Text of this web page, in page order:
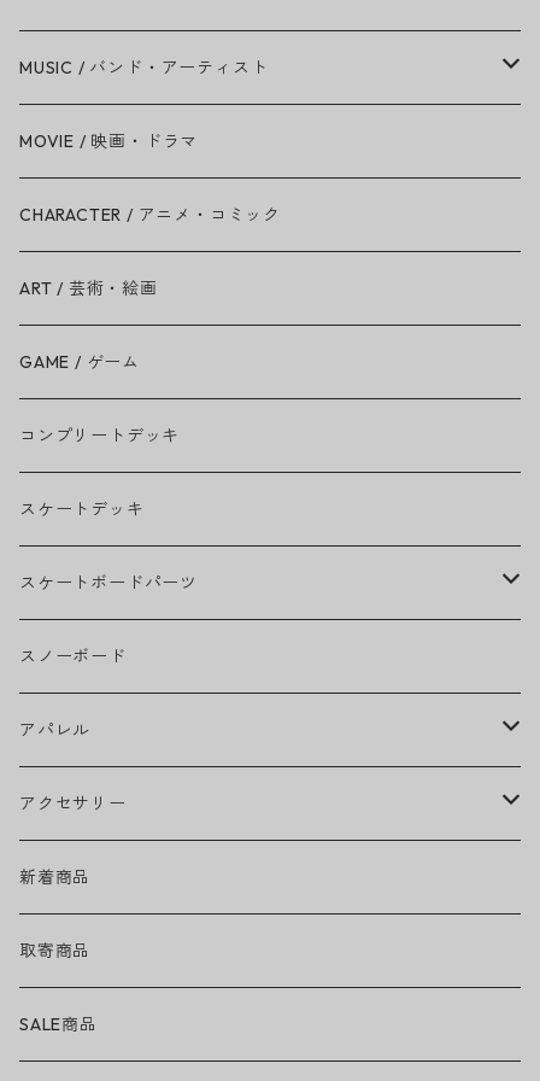
MUSIC / バンド・アーティスト
Amy Winehouse
Ariana Grande
BAD RELIGION
BEASTIE BOYS
THE BEATLES
BILLIE EILISH
BOB MARLEY
CAMILA CABELLO
Ed Sheeran
EMINEM
GREEN DAY
GUNS N' ROSES
LADY GAGA
MOVIE / 映画・ドラマ
CHARACTER / アニメ・コミック
ART / 芸術・絵画
GAME / ゲーム
コンプリートデッキ
スケートデッキ
スケートボードパーツ
グリップテープ
ウィール
ベアリング
トラック
ヘルメット・プロテクター
アクセサリー・小物
スノーボード
アパレル
ヘッドウェア
キャップ
ハット
ネックウェア
トップス
Tシャツ・ロングTシャツ
ボトムス
アクセサリー
ハードグッズ
バッグ・ポーチ
サングラス
新着商品
取寄商品
SALE商品